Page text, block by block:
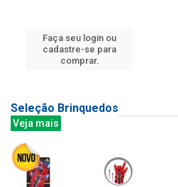
Faça seu login ou
cadastre-se para
comprar.
Seleção Brinquedos
Veja mais